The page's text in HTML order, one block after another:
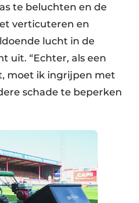
te beluchten en de
verticuteren en
lucht in de
uit. “Echter, als een
moet ik ingrijpen met
schade te beperken​